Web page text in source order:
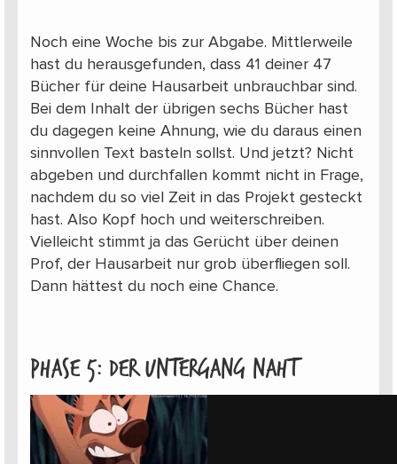
Noch eine Woche bis zur Abgabe. Mittlerweile
hast du herausgefunden, dass 41 deiner 47
Bücher für deine Hausarbeit unbrauchbar sind.
Bei dem Inhalt der übrigen sechs Bücher hast
du dagegen keine Ahnung, wie du daraus einen
sinnvollen Text basteln sollst. Und jetzt? Nicht
abgeben und durchfallen kommt nicht in Frage,
nachdem du so viel Zeit in das Projekt gesteckt
hast. Also Kopf hoch und weiterschreiben.
Vielleicht stimmt ja das Gerücht über deinen
Prof, der Hausarbeit nur grob überfliegen soll.
Dann hättest du noch eine Chance.
Phase 5: Der Untergang naht